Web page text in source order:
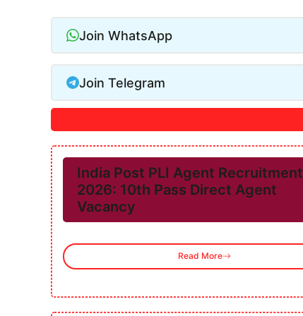
Join WhatsApp
Join Telegram
India Post PLI Agent Recruitment
2026: 10th Pass Direct Agent
Vacancy
Read More